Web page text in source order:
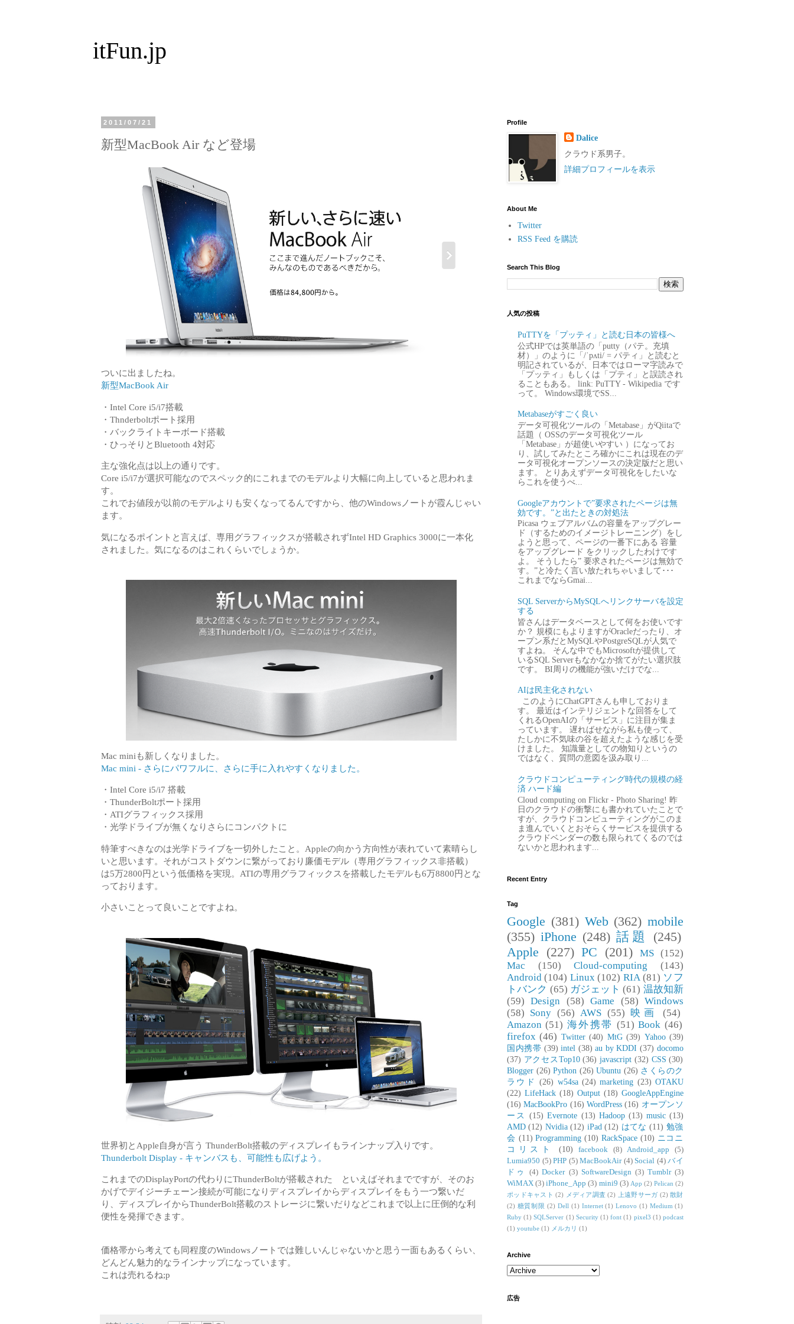
itFun.jp
2011/07/21
新型MacBook Air など登場
ついに出ましたね。
新型MacBook Air
・Intel Core i5/i7搭載
・Thnderboltポート採用
・バックライトキーボード搭載
・ひっそりとBluetooth 4対応
主な強化点は以上の通りです。
Core i5/i7が選択可能なのでスペック的にこれまでのモデルより大幅に向上していると思われま
す。
これでお値段が以前のモデルよりも安くなってるんですから、他のWindowsノートが霞んじゃい
ます。
気になるポイントと言えば、専用グラフィックスが搭載されずIntel HD Graphics 3000に一本化
されました。気になるのはこれくらいでしょうか。
Mac miniも新しくなりました。
Mac mini - さらにパワフルに、さらに手に入れやすくなりました。
・Intel Core i5/i7 搭載
・ThunderBoltポート採用
・ATIグラフィックス採用
・光学ドライブが無くなりさらにコンパクトに
特筆すべきなのは光学ドライブを一切外したこと。Appleの向かう方向性が表れていて素晴らし
いと思います。それがコストダウンに繋がっており廉価モデル（専用グラフィックス非搭載）
は5万2800円という低価格を実現。ATIの専用グラフィックスを搭載したモデルも6万8800円とな
っております。
小さいことって良いことですよね。
世界初とApple自身が言う ThunderBolt搭載のディスプレイもラインナップ入りです。
Thunderbolt Display - キャンバスも、可能性も広げよう。
これまでのDisplayPortの代わりにThunderBoltが搭載された といえばそれまでですが、そのお
かげでデイジーチェーン接続が可能になりディスプレイからディスプレイをもう一つ繋いだ
り、ディスプレイからThunderBolt搭載のストレージに繋いだりなどこれまで以上に圧倒的な利
便性を発揮できます。
価格帯から考えても同程度のWindowsノートでは難しいんじゃないかと思う一面もあるくらい、
どんどん魅力的なラインナップになっています。
これは売れるね;p
Profile
Dalice
クラウド系男子。
詳細プロフィールを表示
About Me
Twitter
RSS Feed を購読
Search This Blog
人気の投稿
PuTTYを「プッティ」と読む日本の皆様へ
公式HPでは英単語の「putty（パテ。充填
材）」のように「/ˈpʌti/ = パティ」と読むと
明記されているが、日本ではローマ字読みで
「プッティ」もしくは「プティ」と誤読され
ることもある。 link: PuTTY - Wikipedia です
って。 Windows環境でSS...
Metabaseがすごく良い
データ可視化ツールの「Metabase」がQiitaで
話題（ OSSのデータ可視化ツール
「Metabase」が超使いやすい ）になってお
り、試してみたところ確かにこれは現在のデ
ータ可視化オープンソースの決定版だと思い
ます。 とりあえずデータ可視化をしたいな
らこれを使うべ...
Googleアカウントで”要求されたページは無
効です。”と出たときの対処法
Picasa ウェブアルバムの容量をアップグレー
ド（するためのイメージトレーニング）をし
ようと思って、ページの一番下にある 容量
をアップグレード をクリックしたわけです
よ。 そうしたら” 要求されたページは無効で
す。”と冷たく言い放たれちゃいまして･･･
これまでならGmai...
SQL ServerからMySQLへリンクサーバを設定
する
皆さんはデータベースとして何をお使いです
か？ 規模にもよりますがOracleだったり、オ
ープン系だとMySQLやPostgreSQLが人気で
すよね。 そんな中でもMicrosoftが提供して
いるSQL Serverもなかなか捨てがたい選択肢
です。 BI周りの機能が強いだけでな...
AIは民主化されない
このようにChatGPTさんも申しておりま
す。 最近はインテリジェントな回答をして
くれるOpenAIの「サービス」に注目が集ま
っています。 遅ればせながら私も使って、
たしかに不気味の谷を超えたような感じを受
けました。 知識量としての物知りというの
ではなく、質問の意図を汲み取り...
クラウドコンピューティング時代の規模の経
済 ハード編
Cloud computing on Flickr - Photo Sharing! 昨
日のクラウドの衝撃にも書かれていたことで
すが、クラウドコンピューティングがこのま
ま進んでいくとおそらくサービスを提供する
クラウドベンダーの数も限られてくるのでは
ないかと思われます...
Recent Entry
Tag
Google (381) Web (362) mobile
(355) iPhone (248) 話題
(245)
Apple (227) PC (201) MS (152)
Mac
(150) Cloud-computing
(143)
Android (104) Linux (102) RIA (81) ソフ
トバンク (65) ガジェット (61) 温故知新
(59)
Design (58) Game (58) Windows
(58) Sony (56) AWS (55) 映画
(54)
Amazon (51) 海外携帯 (51) Book (46)
firefox (46) Twitter (40) MtG (39) Yahoo (39)
国内携帯 (39) intel (38) au by KDDI (37) docomo
(37) アクセスTop10 (36) javascript (32) CSS (30)
Blogger (26) Python (26) Ubuntu (26) さくらのク
ラウド
(26) w54sa (24) marketing (23) OTAKU
(22) LifeHack (18) Output (18) GoogleAppEngine
(16) MacBookPro (16) WordPress (16) オープンソ
ース
(15) Evernote (13) Hadoop (13) music (13)
AMD (12) Nvidia (12) iPad (12) はてな (11) 勉強
会 (11) Programming (10) RackSpace (10) ニコニ
コリスト
(10) facebook (8) Android_app
(5)
Lumia950 (5) PHP (5) MacBookAir (4) Social (4) バイ
ドゥ
(4) Docker (3) SoftwareDesign (3) Tumblr (3)
WiMAX (3) iPhone_App (3) mini9 (3) App (2) Pelican (2)
ポッドキャスト (2) メディア調査 (2) 上遠野サーガ (2) 散財
(2) 糖質制限 (2) Dell (1) Internet (1) Lenovo (1) Medium (1)
Ruby (1) SQLServer (1) Security (1) font (1) pixel3 (1) podcast
(1) youtube (1) メルカリ (1)
Archive
広告